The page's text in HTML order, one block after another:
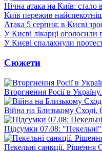
Нічна атака на Київ: стало
Київ пережив
Атака 5 серпня: в Києві
У Києві лікарці оголосили
У Києві спалахнули
Сюжети
Вторгнення Росії в
Війна на Близькому Сході.
Підсумки 07.08: "Пекельні"
Пекельні санкції.